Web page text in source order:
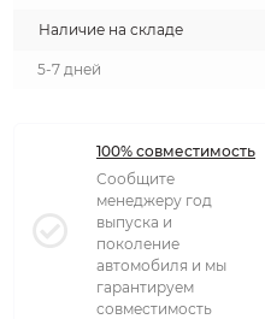
Наличие на складе
5-7 дней
100% совместимость
Сообщите
менеджеру год
выпуска и
поколение
автомобиля и мы
гарантируем
совместимость